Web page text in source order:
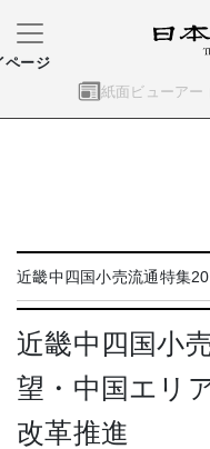
紙面ビューアー
ページ
近畿中四国小売流通特集
近畿中四国小
望・中国エリ
改革推進